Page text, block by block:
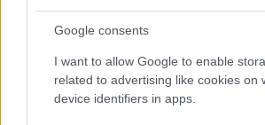
Google consents
I want to allow Google to enable
related to advertising like cookies on
device identifiers in apps.